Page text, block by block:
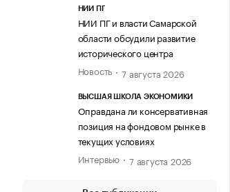
НИИ ПГ
НИИ ПГ и власти Самарской
области обсудили развитие
исторического центра
Новость
7 августа 2026
ВЫСШАЯ ШКОЛА ЭКОНОМИКИ
Оправдана ли консервативная
позиция на фондовом рынке в
текущих условиях
Интервью
7 августа 2026